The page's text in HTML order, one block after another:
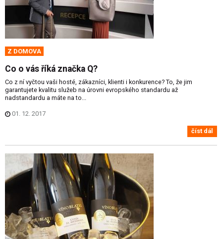
Z DOMOVA
Co o vás říká značka Q?
Co z ní vyčtou vaši hosté, zákazníci, klienti i konkurence? To, že jim
garantujete kvalitu služeb na úrovni evropského standardu až
nadstandardu a máte na to...
01. 12. 2017
číst dál